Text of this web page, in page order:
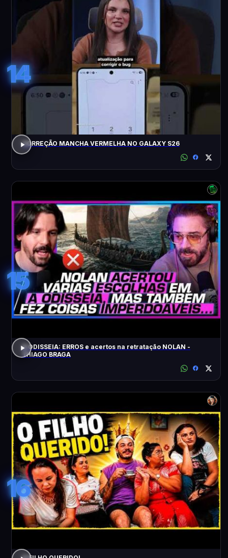
14
CORREÇÃO MANCHA VERMELHA NO GALAXY S26
15
A ODISSEIA: ERROS e acertos na retratação NOLAN -
THIAGO BRAGA
16